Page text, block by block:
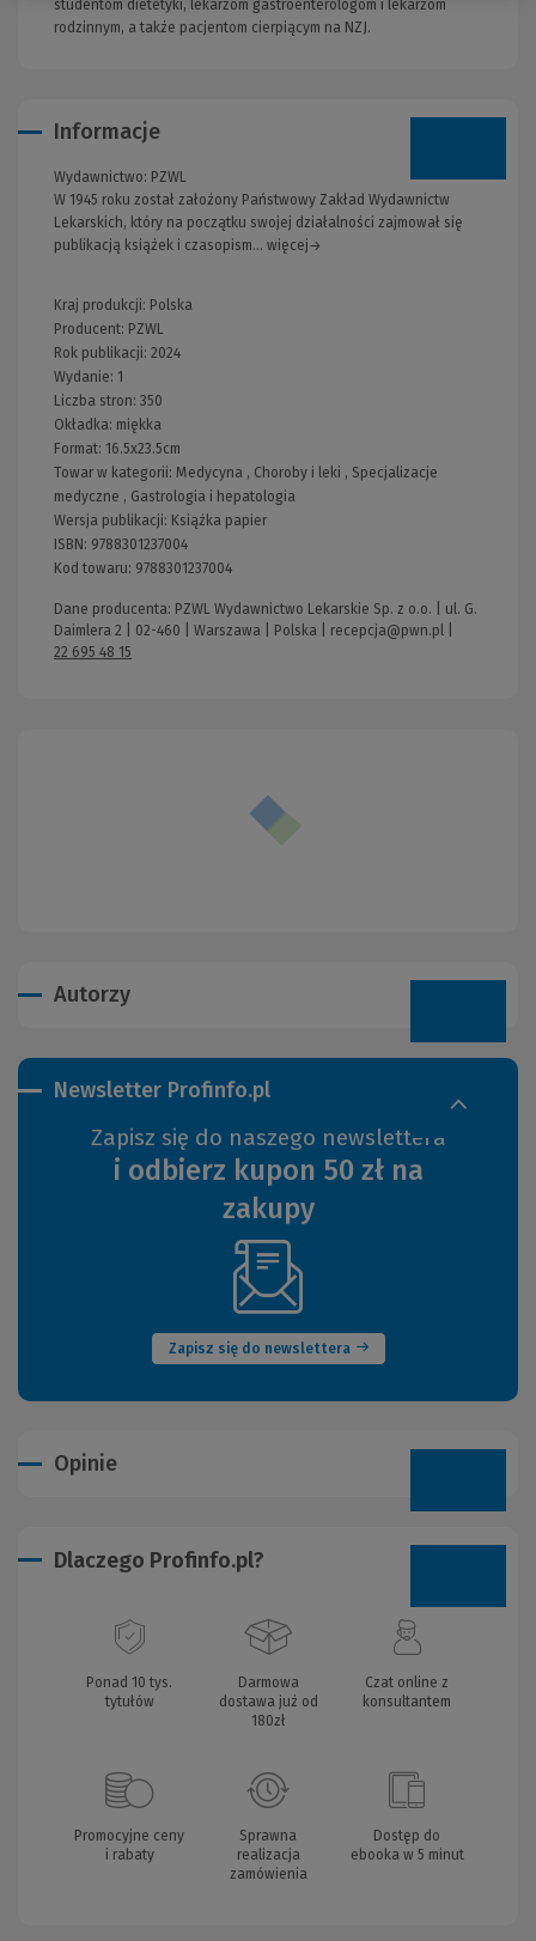
studentom dietetyki, lekarzom gastroenterologom i lekarzom
rodzinnym, a także pacjentom cierpiącym na NZJ.
Informacje
Wydawnictwo: PZWL
W 1945 roku został założony Państwowy Zakład Wydawnictw
Lekarskich, który na początku swojej działalności zajmował się
publikacją książek i czasopism... więcej→
Kraj produkcji: Polska
Producent: PZWL
Rok publikacji: 2024
Wydanie: 1
Liczba stron: 350
Okładka: miękka
Format: 16.5x23.5cm
Towar w kategorii: Medycyna , Choroby i leki , Specjalizacje
medyczne , Gastrologia i hepatologia
Wersja publikacji: Książka papier
ISBN: 9788301237004
Kod towaru: 9788301237004
Dane producenta: PZWL Wydawnictwo Lekarskie Sp. z o.o. | ul. G.
Daimlera 2 | 02-460 | Warszawa | Polska | recepcja@pwn.pl
22 695 48 15
Autorzy
Newsletter Profinfo.pl
Zapisz się do naszego newslettera
i odbierz kupon 50 zł na
zakupy
Zapisz się do newslettera
(Nowe
okno)
Opinie
Dlaczego Profinfo.pl?
Ponad 10 tys.
tytułów
Darmowa
dostawa już od
180zł
Czat online z
konsultantem
Promocyjne ceny
i rabaty
Sprawna
realizacja
zamówienia
Dostęp do
ebooka w 5 minut